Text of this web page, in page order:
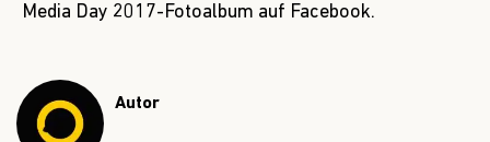
Media Day 2017-Fotoalbum auf Facebook.
Autor